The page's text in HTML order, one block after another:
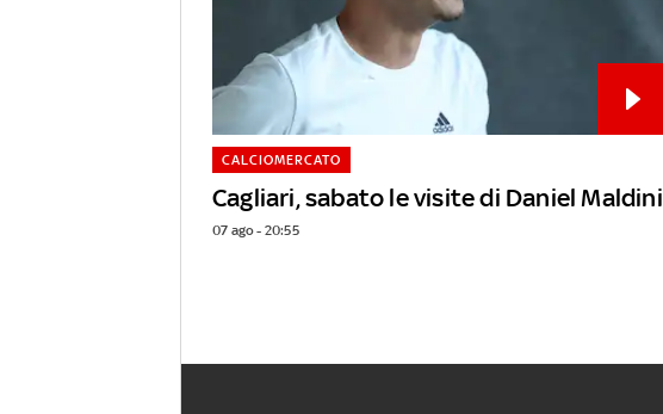
Cagliari, sabato le visite di Daniel Maldini
CALCIOMERCATO
07 ago - 20:55